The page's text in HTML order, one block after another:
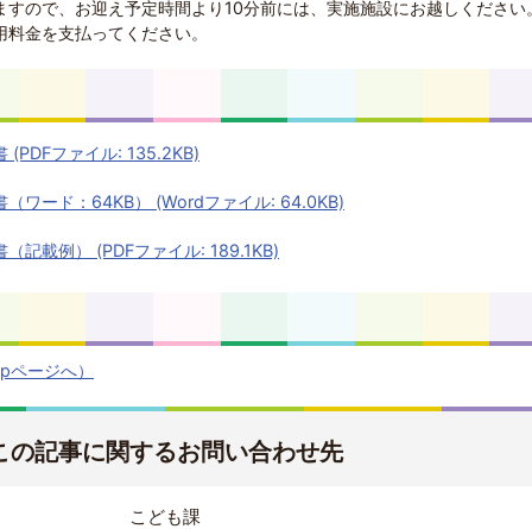
すので、お迎え予定時間より10分前には、実施施設にお越しください
金を支払ってください。
(PDFファイル: 135.2KB)
（ワード：64KB） (Wordファイル: 64.0KB)
記載例） (PDFファイル: 189.1KB)
ージへ）
の記事に関するお問い合わせ先
こども課